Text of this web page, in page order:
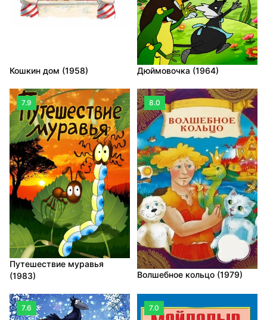
Кошкин дом (1958) Дюймовочка (1964)
7.9
Путешествие муравья
(1983)
8.0
Волшебное кольцо (1979)
7.6 7.0